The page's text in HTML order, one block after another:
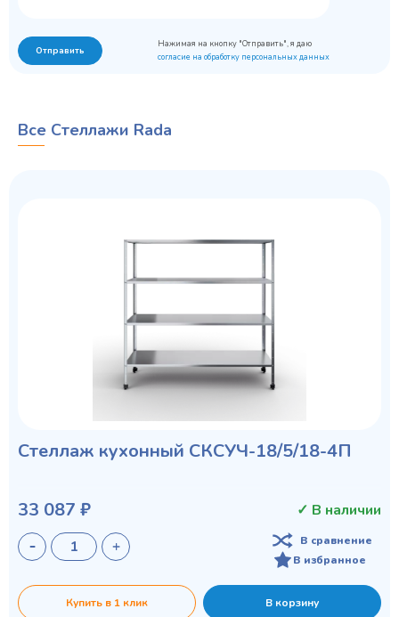
Отправить
Нажимая на кнопку "Отправить", я даю
согласие на обработку персональных данных
Все Стеллажи Rada
Стеллаж кухонный СКСУЧ-18/5/18-4П
33 087 ₽ ✓ В наличии
В сравнение
В избранное
Купить в 1 клик В корзину